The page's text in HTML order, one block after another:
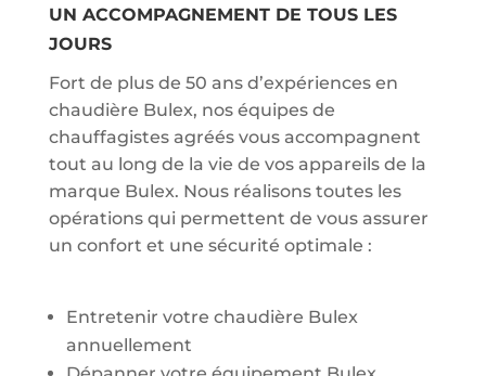
UN ACCOMPAGNEMENT DE TOUS LES
JOURS
Fort de plus de 50 ans d’expériences en
chaudière Bulex, nos équipes de
chauffagistes agréés vous accompagnent
tout au long de la vie de vos appareils de la
marque Bulex. Nous réalisons toutes les
opérations qui permettent de vous assurer
un confort et une sécurité optimale :
Entretenir votre chaudière Bulex
annuellement